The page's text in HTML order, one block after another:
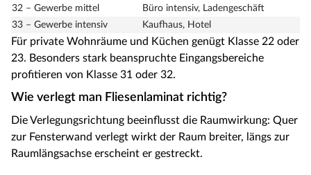
32 – Gewerbe mittel
Büro intensiv, Ladengeschäft
33 – Gewerbe intensiv
Kaufhaus, Hotel
Für private Wohnräume und Küchen genügt Klasse 22 oder
23. Besonders stark beanspruchte Eingangsbereiche
profitieren von Klasse 31 oder 32.
Wie verlegt man Fliesenlaminat richtig?
Die Verlegungsrichtung beeinflusst die Raumwirkung: Quer
zur Fensterwand verlegt wirkt der Raum breiter, längs zur
Raumlängsachse erscheint er gestreckt.